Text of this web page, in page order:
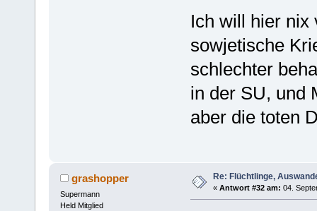
Ich will hier nix
sowjetische
schlechter
in der SU, und
aber die toten
grashopper
Supermann
Held Mitglied
Re: Flüchtlinge,
« Antwort #32 am: 04.